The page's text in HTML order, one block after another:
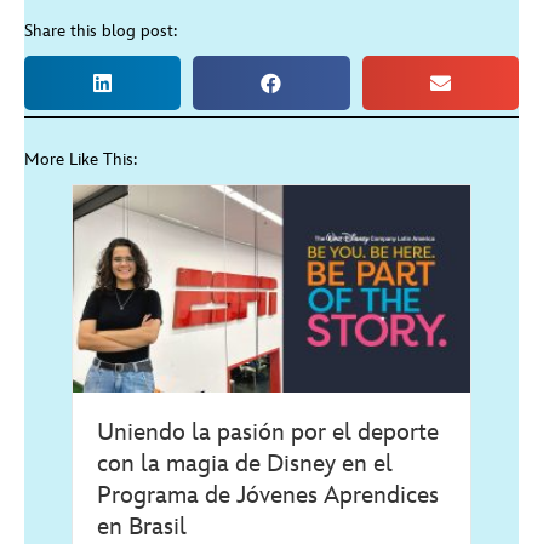
Share this blog post:
More Like This:
Uniendo la pasión por el deporte
con la magia de Disney en el
Programa de Jóvenes Aprendices
en Brasil